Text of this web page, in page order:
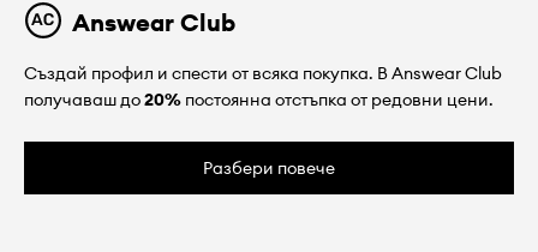
Answear Club
Създай профил и спести от всяка покупка. В Answear Club
получаваш до20% постоянна отстъпка от редовни цени.
Разбери повече